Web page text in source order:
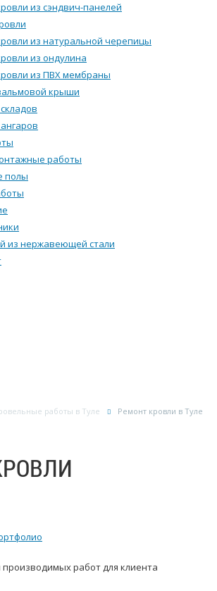
из сэндвич-панелей
из натуральной черепицы
из ондулина
из ПВХ мембраны
крыши
работы
полы
из нержавеющей стали
работы в Туле Ремонт кровли в Туле
работ для клиента